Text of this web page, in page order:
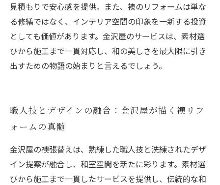
見積もりで安心感を提供。また、襖のリフォームは単な
る修繕ではなく、インテリア空間の印象を一新する投資
としても価値があります。金沢屋のサービスは、素材選
びから施工まで一貫対応し、和の美しさを最大限に引き
出すための物語の始まりと言えるでしょう。
職人技とデザインの融合：金沢屋が描く襖リフ
ォームの真髄
金沢屋の襖張替えは、熟練した職人技と洗練されたデザ
イン提案が融合し、和室空間を新たに彩ります。素材選
びから施工まで一貫したサービスを提供し、伝統的な和